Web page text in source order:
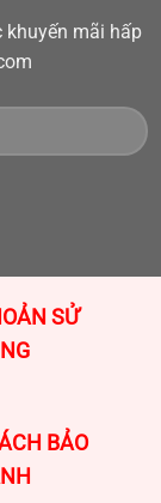
mãi hấp
SỬ
BẢO